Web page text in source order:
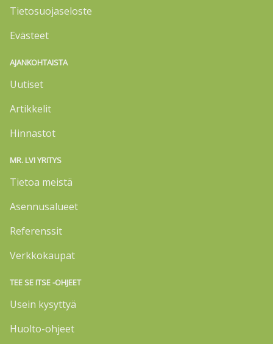
Tietosuojaseloste
Evästeet
AJANKOHTAISTA
Uutiset
Artikkelit
Hinnastot
MR. LVI YRITYS
Tietoa meistä
Asennusalueet
Referenssit
Verkkokaupat
TEE SE ITSE -OHJEET
Usein kysyttyä
Huolto-ohjeet